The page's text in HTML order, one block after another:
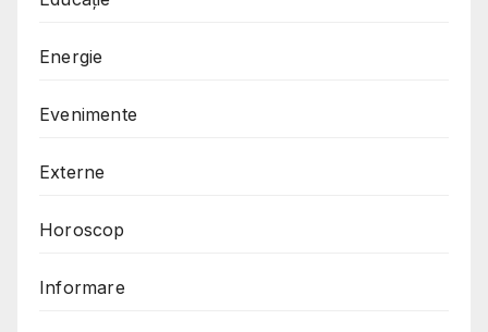
Energie
Evenimente
Externe
Horoscop
Informare